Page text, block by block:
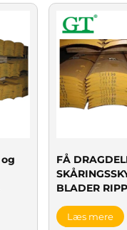
FÅ
BLADER
Læs mere